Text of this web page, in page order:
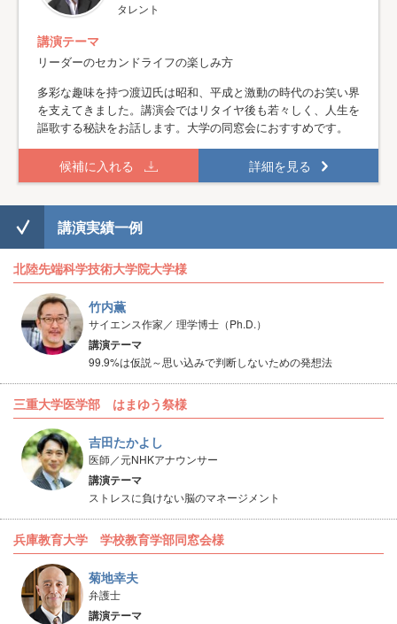
タレント
講演テーマ
リーダーのセカンドライフの楽しみ方
多彩な趣味を持つ渡辺氏は昭和、平成と激動の時代のお笑い界
を支えてきました。講演会ではリタイヤ後も若々しく、人生を
謳歌する秘訣をお話します。大学の同窓会におすすめです。
候補に入れる 詳細を見る
講演実績一例
北陸先端科学技術大学院大学様
竹内薫
サイエンス作家／ 理学博士（Ph.D.）
講演テーマ
99.9%は仮説～思い込みで判断しないための発想法
三重大学医学部 はまゆう祭様
吉田たかよし
医師／元NHKアナウンサー
講演テーマ
ストレスに負けない脳のマネージメント
兵庫教育大学 学校教育学部同窓会様
菊地幸夫
弁護士
講演テーマ